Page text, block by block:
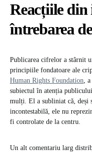
Reacțiile din
întrebarea
Publicarea cifrelor a stârnit
principiile fondatoare ale
Human Rights Foundation,
subiectul în atenția
mulți. El a subliniat că, deși
incontestabilă, ele nu
fi controlate de la centru.
Un alt comentariu larg